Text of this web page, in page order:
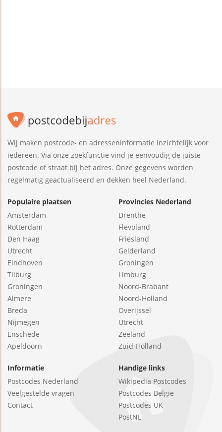
Wij maken postcode- en adresseninformatie inzichtelijk voor
iedereen. Via onze zoekfunctie vind je eenvoudig de juiste
postcode of straat bij het adres. Onze gegevens worden
regelmatig geactualiseerd en dekken heel Nederland.
Populaire plaatsen
Amsterdam
Rotterdam
Den Haag
Utrecht
Eindhoven
Tilburg
Groningen
Almere
Breda
Nijmegen
Enschede
Apeldoorn
Provincies Nederland
Drenthe
Flevoland
Friesland
Gelderland
Groningen
Limburg
Noord-Brabant
Noord-Holland
Overijssel
Utrecht
Zeeland
Zuid-Holland
Informatie
Postcodes Nederland
Veelgestelde vragen
Contact
Handige links
Wikipedia Postcodes
Postcodes België
Postcodes UK
PostNL